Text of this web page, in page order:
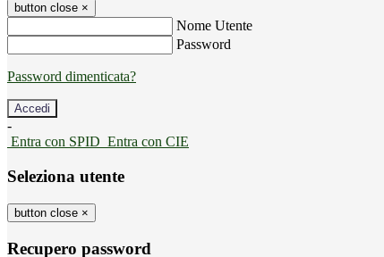
button close ×
Nome Utente
Password
Password dimenticata?
-
Entra con SPID Entra con CIE
Seleziona utente
button close ×
Recupero password